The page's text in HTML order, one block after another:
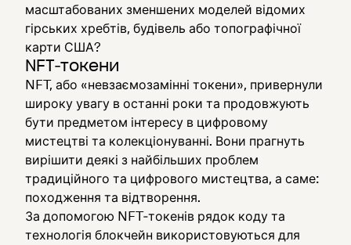
масштабованих зменшених моделей відомих
гірських хребтів, будівель або топографічної
карти США?
NFT‑токени
NFT, або «невзаємозамінні токени», привернули
широку увагу в останні роки та продовжують
бути предметом інтересу в цифровому
мистецтві та колекціонуванні. Вони прагнуть
вирішити деякі з найбільших проблем
традиційного та цифрового мистецтва, а саме:
походження та відтворення.
За допомогою NFT‑токенів рядок коду та
технологія блокчейн використовуються для